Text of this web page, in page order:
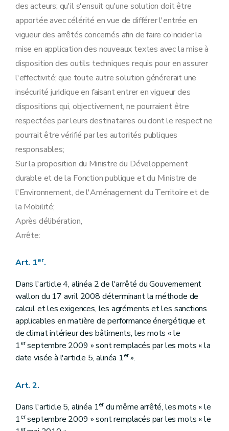
des acteurs; qu'il s'ensuit qu'une solution doit être
apportée avec célérité en vue de différer l'entrée en
vigueur des arrêtés concernés afin de faire coïncider la
mise en application des nouveaux textes avec la mise à
disposition des outils techniques requis pour en assurer
l'effectivité; que toute autre solution générerait une
insécurité juridique en faisant entrer en vigueur des
dispositions qui, objectivement, ne pourraient être
respectées par leurs destinataires ou dont le respect ne
pourrait être vérifié par les autorités publiques
responsables;
Sur la proposition du Ministre du Développement
durable et de la Fonction publique et du Ministre de
l'Environnement, de l'Aménagement du Territoire et de
la Mobilité;
Après délibération,
Arrête:
Art. 1er.
Dans l'article 4, alinéa 2 de l'arrêté du Gouvernement
wallon du 17 avril 2008 déterminant la méthode de
calcul et les exigences, les agréments et les sanctions
applicables en matière de performance énergétique et
de climat intérieur des bâtiments, les mots « le
1erseptembre 2009 » sont remplacés par les mots « la
date visée à l'article 5, alinéa 1er».
Art. 2.
Dans l'article 5, alinéa 1erdu même arrêté, les mots « le
1erseptembre 2009 » sont remplacés par les mots « le
er